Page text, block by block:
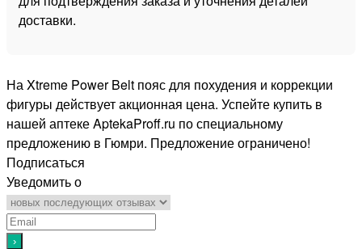
доставки.
На Xtreme Power Belt пояс для похудения и коррекции
фигуры действует акционная цена. Успейте купить в
нашей аптеке AptekaProff.ru по специальному
предложению в Гюмри. Предложение ограничено!
Подписаться
Уведомить о